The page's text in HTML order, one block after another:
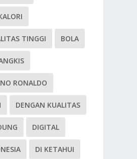
TINGGI BOLA
RONALDO
DENGAN KUALITAS
DIGITAL
DI KETAHUI